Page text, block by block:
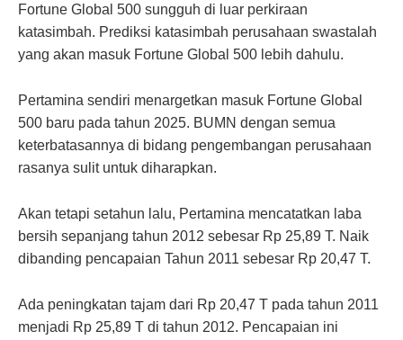
Fortune Global 500 sungguh di luar perkiraan
katasimbah. Prediksi katasimbah perusahaan swastalah
yang akan masuk Fortune Global 500 lebih dahulu.
Pertamina sendiri menargetkan masuk Fortune Global
500 baru pada tahun 2025. BUMN dengan semua
keterbatasannya di bidang pengembangan perusahaan
rasanya sulit untuk diharapkan.
Akan tetapi setahun lalu, Pertamina mencatatkan laba
bersih sepanjang tahun 2012 sebesar Rp 25,89 T. Naik
dibanding pencapaian Tahun 2011 sebesar Rp 20,47 T.
Ada peningkatan tajam dari Rp 20,47 T pada tahun 2011
menjadi Rp 25,89 T di tahun 2012. Pencapaian ini